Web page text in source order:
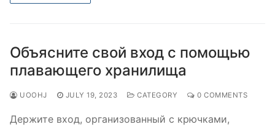
Объясните свой вход с помощью
плавающего хранилища
UOOHJ JULY 19, 2023 CATEGORY 0 COMMENTS
Держите вход, организованный с крючками,